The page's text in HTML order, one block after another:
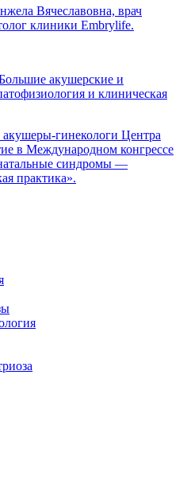
Вячеславовна, врач
клиники Embrylife.
акушерские и
и клиническая
гинекологи Центра
в Международном конгрессе
синдромы —
практика».